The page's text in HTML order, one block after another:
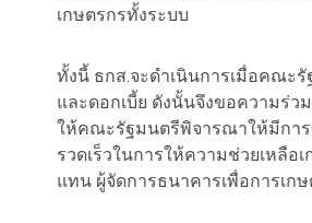
เกษตรกรทั้งระบบ
ทั้งนี้ ธกส.จะดำเนินการเมื่อคณะ
และดอกเบี้ย ดังนั้นจึงขอความร่
ให้คณะรัฐมนตรีพิจารณาให้มีการ
รวดเร็วในการให้ความช่วยเหลื
แทน ผู้จัดการธนาคารเพื่อการเก